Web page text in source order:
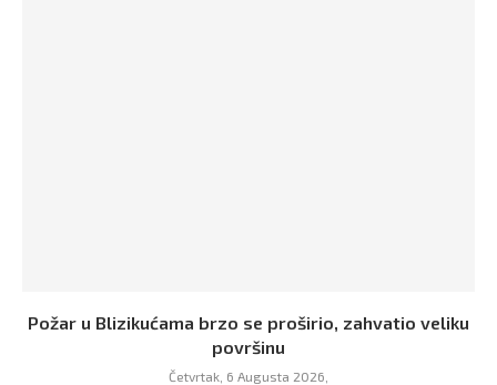
Požar u Blizikućama brzo se proširio, zahvatio veliku
površinu
Četvrtak, 6 Augusta 2026,